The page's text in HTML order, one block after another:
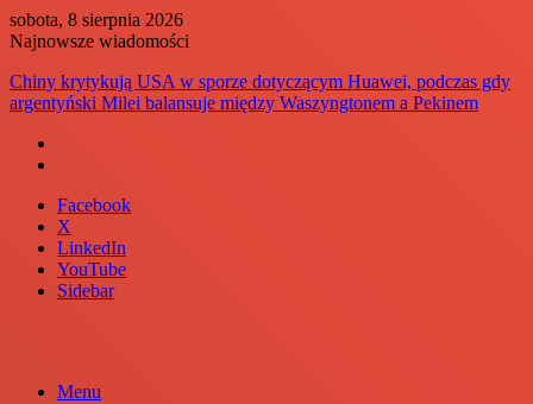
sobota, 8 sierpnia 2026
Najnowsze wiadomości
Chiny krytykują USA w sporze dotyczącym Huawei, podczas gdy
argentyński Milei balansuje między Waszyngtonem a Pekinem
Facebook
X
LinkedIn
YouTube
Sidebar
Menu